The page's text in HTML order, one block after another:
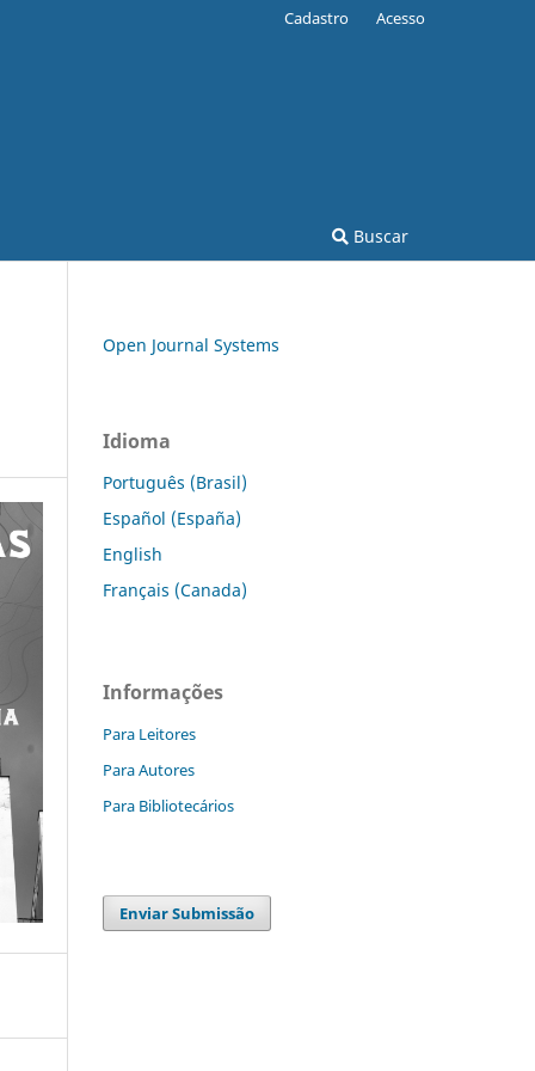
Buscar
Cadastro Acesso
Open Journal Systems
Idioma
Português (Brasil)
Español (España)
English
Français (Canada)
Informações
Para Leitores
Para Autores
Para Bibliotecários
Enviar Submissão